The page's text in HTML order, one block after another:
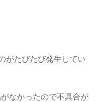
がたびたび発生してい
なかったので不具合が